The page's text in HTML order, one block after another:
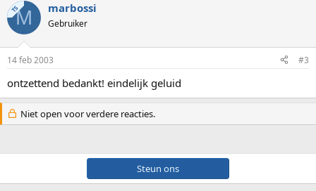
TSM marbossi
Gebruiker
14 feb 2003 #3
ontzettend bedankt! eindelijk geluid
Niet open voor verdere reacties.
Steun ons